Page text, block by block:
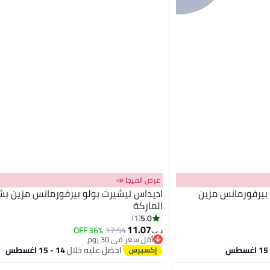
مزين
عرض الميجا 📣
اديداس تيشيرت بولو بيرفورمانس مزين
الماركة
5.0
1
د.ب‏11.07
17.54
36% OFF
أقل سعر في 30 يوم
أقل سعر في 30 يوماحصل عليه خلال14 - 15 اغسطس